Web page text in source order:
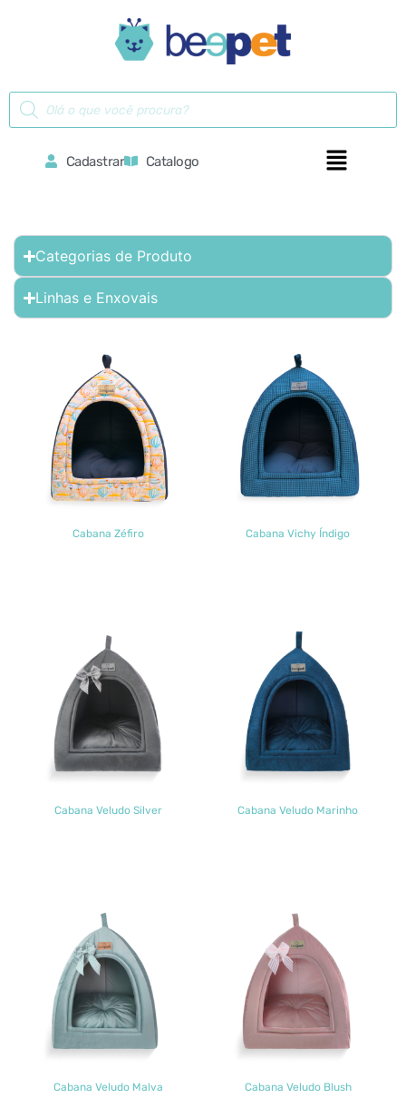
Cadastrar Catalogo
Categorias de Produto
Linhas e Enxovais
Cabana Zéfiro Cabana Vichy Índigo
Cabana Veludo Silver Cabana Veludo Marinho
Cabana Veludo Malva Cabana Veludo Blush